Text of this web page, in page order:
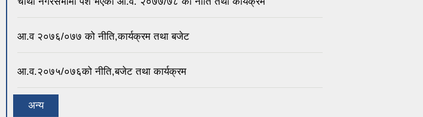
आ.व २०७६/०७७ को नीति,कार्यक्रम तथा बजेट
आ.व.२०७५/०७६को नीति,बजेट तथा कार्यक्रम
अन्य